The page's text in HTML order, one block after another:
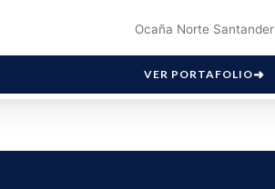
Ocaña Norte Santander
VER PORTAFOLIO